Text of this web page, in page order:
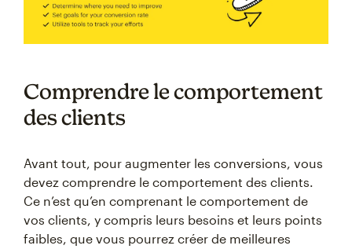
Comprendre le comportement
des clients
Avant tout, pour augmenter les conversions, vous
devez comprendre le comportement des clients.
Ce n’est qu’en comprenant le comportement de
vos clients, y compris leurs besoins et leurs points
faibles, que vous pourrez créer de meilleures